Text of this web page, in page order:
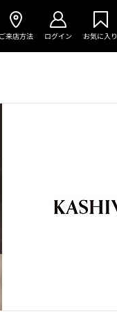
ご来店方法 ログイン お気に入り